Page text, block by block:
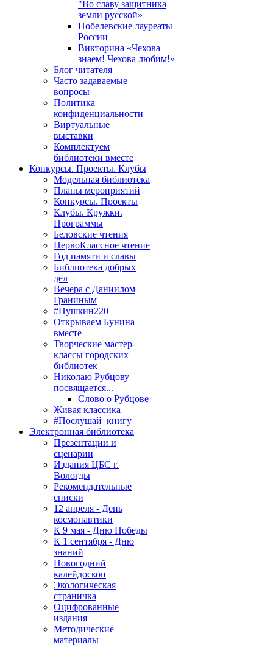
"Во славу защитника
земли русской»
Нобелевские лауреаты
России
Викторина «Чехова
знаем! Чехова любим!»
Блог читателя
Часто задаваемые
вопросы
Политика
конфиденциальности
Виртуальные
выставки
Комплектуем
библиотеки вместе
Конкурсы. Проекты. Клубы
Модельная библиотека
Планы мероприятий
Конкурсы. Проекты
Клубы. Кружки.
Программы
Беловские чтения
ПервоКлассное чтение
Год памяти и славы
Библиотека добрых
дел
Вечера с Даниилом
Граниным
#Пушкин220
Открываем Бунина
вместе
Творческие мастер-
классы городских
библиотек
Николаю Рубцову
посвящается...
Слово о Рубцове
Живая классика
#Послушай_книгу
Электронная библиотека
Презентации и
сценарии
Издания ЦБС г.
Вологды
Рекомендательные
списки
12 апреля - День
космонавтики
К 9 мая - Дню Победы
К 1 сентября - Дню
знаний
Новогодний
калейдоскоп
Экологическая
страничка
Оцифрованные
издания
Методические
материалы